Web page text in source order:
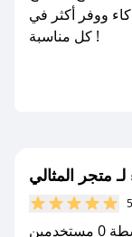
ووفر أكثر في
كل مناسبة !
لـ متجر المثالي